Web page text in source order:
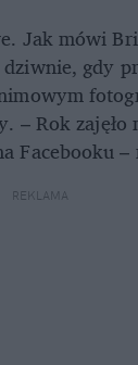
Jak mówi
gdy
– Rok
Facebooku –
REKLAMA